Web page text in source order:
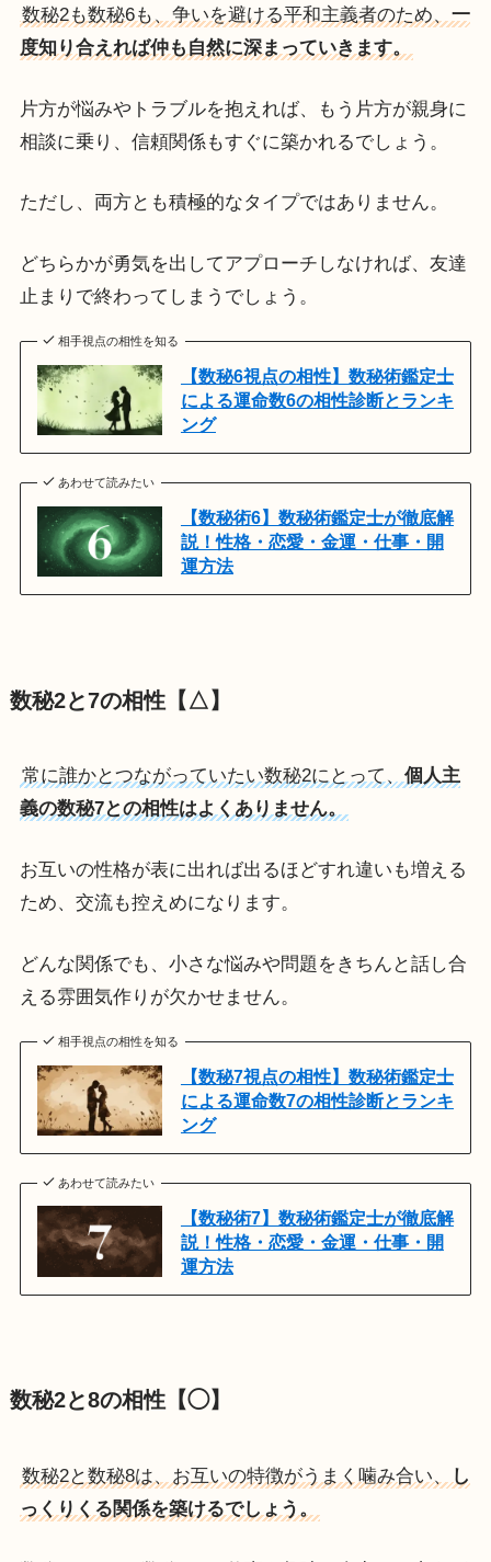
数秘2も数秘6も、争いを避ける平和主義者のため、 一
度知り合えれば仲も自然に深まっていきます。
片方が悩みやトラブルを抱えれば、もう片方が親身に
相談に乗り、信頼関係もすぐに築かれるでしょう。
ただし、両方とも積極的なタイプではありません。
どちらかが勇気を出してアプローチしなければ、友達
止まりで終わってしまうでしょう。
相手視点の相性を知る
【数秘6視点の相性】数秘術鑑定士
による運命数6の相性診断とランキ
ング
あわせて読みたい
【数秘術6】数秘術鑑定士が徹底解
説！性格・恋愛・金運・仕事・開
運方法
数秘2と7の相性【△】
常に誰かとつながっていたい数秘2にとって、 個人主
義の数秘7との相性はよくありません。
お互いの性格が表に出れば出るほどすれ違いも増える
ため、交流も控えめになります。
どんな関係でも、小さな悩みや問題をきちんと話し合
える雰囲気作りが欠かせません。
相手視点の相性を知る
【数秘7視点の相性】数秘術鑑定士
による運命数7の相性診断とランキ
ング
あわせて読みたい
【数秘術7】数秘術鑑定士が徹底解
説！性格・恋愛・金運・仕事・開
運方法
数秘2と8の相性【◯】
数秘2と数秘8は、お互いの特徴がうまく噛み合い、
し
っくりくる関係を築けるでしょう。